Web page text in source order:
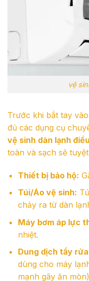
vệ
Trước khi bắt tay
đủ các dụng cụ
vệ sinh dàn lạnh
toàn và sạch sẽ
Thiết bị bảo hộ:
Túi/Áo vệ sinh:
chảy ra từ dàn
Máy bơm áp lực
nhiệt.
Dung dịch tẩy
dùng cho máy
mạnh gây ăn